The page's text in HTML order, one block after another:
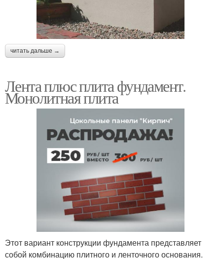
читать дальше →
Лента плюс плита фундамент.
Монолитная плита
Этот вариант конструкции фундамента представляет
собой комбинацию плитного и ленточного основания.